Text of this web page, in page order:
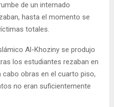
de un internado
hasta el momento se
totales.
Al-Khoziny se produjo
los estudiantes rezaban en
cabo obras en el cuarto piso,
no eran suficientemente